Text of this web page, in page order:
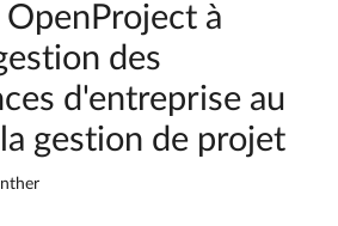
à
des
d'entreprise au
gestion de projet